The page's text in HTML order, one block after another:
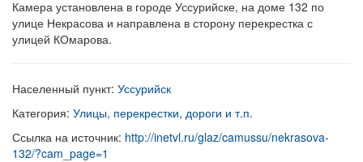
Камера установлена в городе Уссурийске, на доме 132 по
улице Некрасова и направлена в сторону перекрестка с
улицей КОмарова.
Населенный пункт: Уссурийск
Категория: Улицы, перекрестки, дороги и т.п.
Ссылка на источник: http://inetvl.ru/glaz/camussu/nekrasova-
132/?cam_page=1